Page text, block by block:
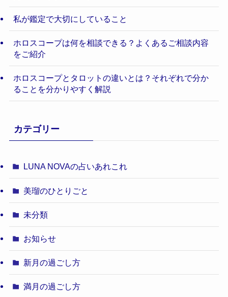
私が鑑定で大切にしていること
ホロスコープは何を相談できる？よくあるご相談内容
をご紹介
ホロスコープとタロットの違いとは？それぞれで分か
ることを分かりやすく解説
カテゴリー
LUNA NOVAの占いあれこれ
美瑠のひとりごと
未分類
お知らせ
新月の過ごし方
満月の過ごし方